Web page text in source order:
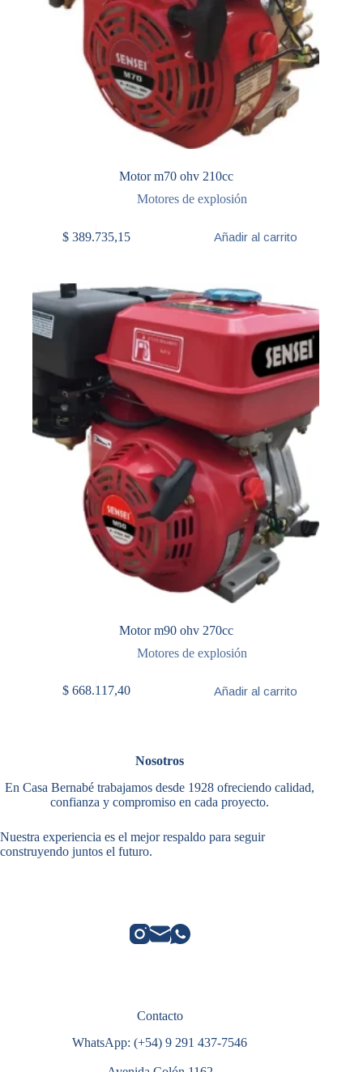
Motor m70 ohv 210cc
Motores de explosión
$389.735,15 Añadir al carrito
Motor m90 ohv 270cc
Motores de explosión
$668.117,40 Añadir al carrito
Nosotros
En Casa Bernabé trabajamos desde 1928 ofreciendo calidad,
confianza y compromiso en cada proyecto.
Nuestra experiencia es el mejor respaldo para seguir
construyendo juntos el futuro.
Contacto
WhatsApp: (+54) 9 291 437-7546